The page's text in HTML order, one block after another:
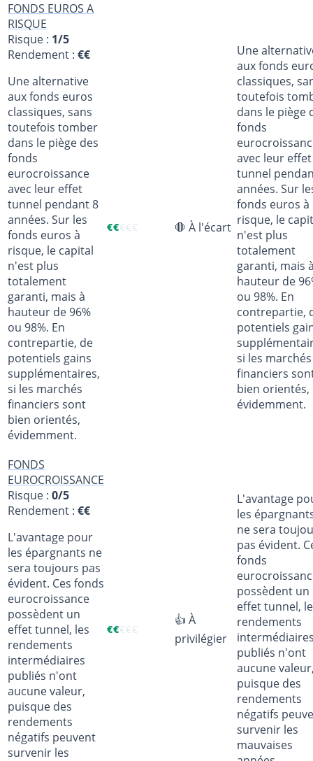
FONDS EUROS A
RISQUE
Risque : 1/5
Rendement : €€
Une alternative
aux fonds euros
classiques, sans
toutefois tomber
dans le piège des
fonds
eurocroissance
avec leur effet
tunnel pendant 8
années. Sur les
fonds euros à
risque, le capital
n'est plus
totalement
garanti, mais à
hauteur de 96%
ou 98%. En
contrepartie, de
potentiels gains
supplémentaires,
si les marchés
financiers sont
bien orientés,
évidemment.
€€€€€ 🛑 À l'écart
Une
aux fonds
classiques,
toutefois
dans le piège
fonds
avec leur effet
tunnel
années. Sur
fonds euros à
risque, le
n'est plus
totalement
garanti, mais
hauteur de
ou 98%. En
contrepartie,
potentiels
si les marchés
financiers
bien orientés,
évidemment.
FONDS
EUROCROISSANCE
Risque : 0/5
Rendement : €€
L'avantage pour
les épargnants ne
sera toujours pas
évident. Ces fonds
eurocroissance
possèdent un
effet tunnel, les
rendements
intermédiaires
publiés n'ont
aucune valeur,
puisque des
rendements
négatifs peuvent
survenir les
€€€€€
👍 À
privilégier
L'avantage
les
ne sera
pas évident.
fonds
possèdent un
effet tunnel,
rendements
publiés n'ont
aucune
puisque des
rendements
négatifs
survenir les
mauvaises